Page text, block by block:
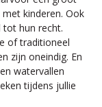
kinderen. Ook
tot hun recht.
of traditioneel
zijn oneindig. En
watervallen
tijdens jullie